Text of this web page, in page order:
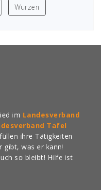
Wurzen
im Landesverband
Tafel
ihre Tätigkeiten
gibt, was er kann!
so bleibt! Hilfe ist